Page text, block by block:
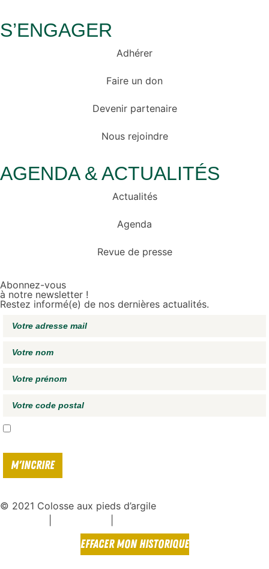
S’ENGAGER
Adhérer
Faire un don
Devenir partenaire
Nous rejoindre
AGENDA & ACTUALITÉS
Actualités
Agenda
Revue de presse
Abonnez-vous
à notre newsletter !
Restez informé(e) de nos dernières actualités.
© 2021 Colosse aux pieds d’argile
EFFACER MON HISTORIQUE